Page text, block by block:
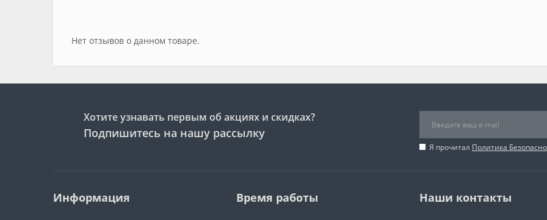
Нет отзывов о данном товаре.
Хотите узнавать первым об акциях и скидках?
Подпишитесь на нашу рассылку
Я прочитал Политика
Информация Время работы Наши контакты